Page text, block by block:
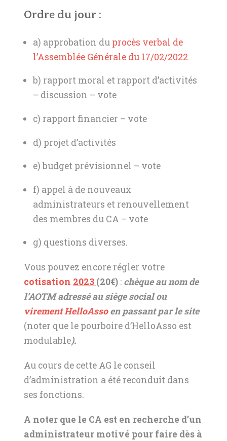
Ordre du jour :
a) approbation du procès verbal de
l’Assemblée Générale du 17/02/2022
b) rapport moral et rapport d’activités
– discussion – vote
c) rapport financier – vote
d) projet d’activités
e) budget prévisionnel – vote
f) appel à de nouveaux
administrateurs et renouvellement
des membres du CA – vote
g) questions diverses.
Vous pouvez encore régler votre
cotisation 2023 (20€) : chèque au nom de
l’AOTM adressé au siège social ou
virement HelloAssoen passant par le site
(noter que le pourboire d’HelloAsso est
modulable).
Au cours de cette AG le conseil
d’administration a été reconduit dans
ses fonctions.
A noter que le CA est en recherche d’un
administrateur motivé pour faire dès à